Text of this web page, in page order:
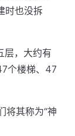
时也没拆
层，大约有
个楼梯、47
将其称为“神